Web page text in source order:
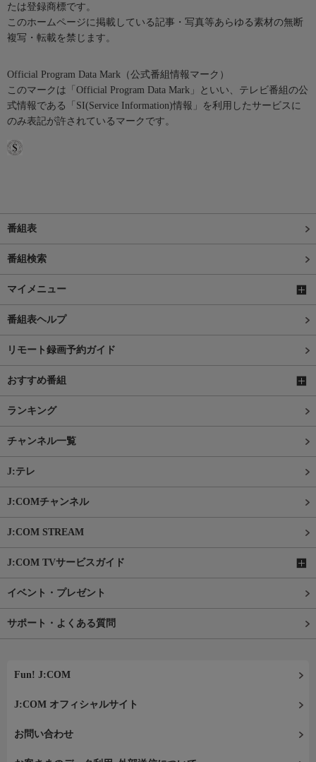
たは登録商標です。
このホームページに掲載している記事・写真等あらゆる素材の無断
複写・転載を禁じます。
Official Program Data Mark（公式番組情報マーク）
このマークは「Official Program Data Mark」といい、テレビ番組の公
式情報である「SI(Service Information)情報」を利用したサービスに
のみ表記が許されているマークです。
番組表
番組検索
マイメニュー
番組表ヘルプ
リモート録画予約ガイド
おすすめ番組
ランキング
チャンネル一覧
J:テレ
J:COMチャンネル
J:COM STREAM
J:COM TVサービスガイド
イベント・プレゼント
サポート・よくある質問
Fun! J:COM
J:COM オフィシャルサイト
お問い合わせ